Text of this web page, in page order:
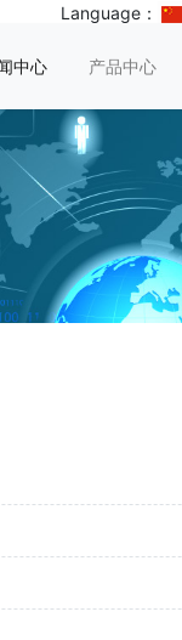
Language：
中心 产品中心